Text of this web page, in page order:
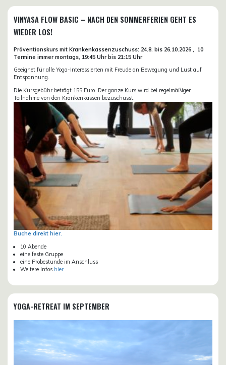
VINYASA FLOW BASIC – NACH DEN SOMMERFERIEN GEHT ES
WIEDER LOS!
Präventionskurs mit Krankenkassenzuschuss: 24.8. bis 26.10.2026 , 10
Termine immer montags, 19:45 Uhr bis 21:15 Uhr
Geeignet für alle Yoga-Interessierten mit Freude an Bewegung und Lust auf
Entspannung.
Die Kursgebühr beträgt 155 Euro. Der ganze Kurs wird bei regelmäßiger
Teilnahme von den Krankenkassen bezuschusst.
Buche direkt hier.
10 Abende
eine feste Gruppe
eine Probestunde im Anschluss
Weitere Infos hier
YOGA-RETREAT IM SEPTEMBER